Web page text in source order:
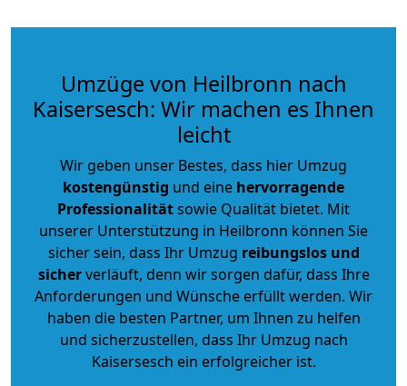
Umzüge von Heilbronn nach
Kaisersesch: Wir machen es Ihnen
leicht
Wir geben unser Bestes, dass hier Umzug
kostengünstig und eine hervorragende
Professionalitätsowie Qualität bietet. Mit
unserer Unterstützung in Heilbronn können Sie
sicher sein, dass Ihr Umzug reibungslos und
sicherverläuft, denn wir sorgen dafür, dass Ihre
Anforderungen und Wünsche erfüllt werden. Wir
haben die besten Partner, um Ihnen zu helfen
und sicherzustellen, dass Ihr Umzug nach
Kaisersesch ein erfolgreicher ist.